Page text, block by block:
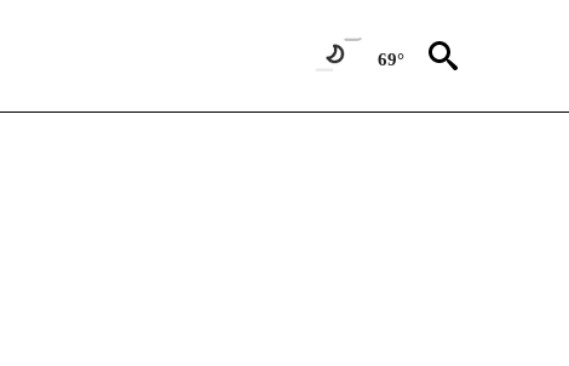
69°
ABOUT NEW PAGES ON "CNN-SPANISH".